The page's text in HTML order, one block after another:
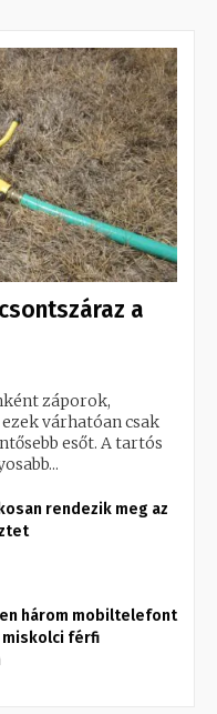
a
záporok,
várhatóan csak
esőt. A tartós
rendezik meg az
három mobiltelefont
férfi